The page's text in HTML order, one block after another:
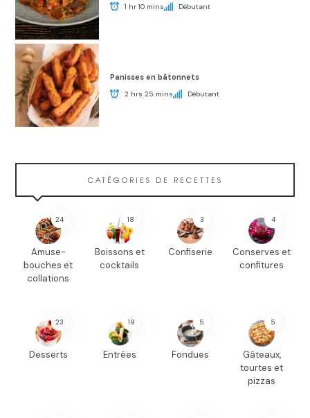
1 hr 10 mins Débutant
Panisses en bâtonnets
2 hrs 25 mins Débutant
CATÉGORIES DE RECETTES
24
Amuse-
bouches et
collations
18
Boissons et
cocktails
3
Confiserie
4
Conserves et
confitures
23
Desserts
19
Entrées
5
Fondues
5
Gâteaux,
tourtes et
pizzas